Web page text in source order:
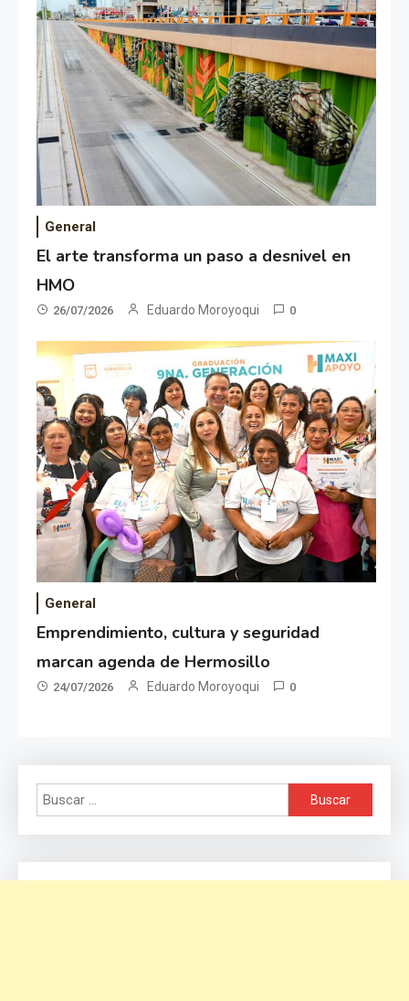
General
El arte transforma un paso a desnivel en
HMO
26/07/2026 Eduardo Moroyoqui 0
General
Emprendimiento, cultura y seguridad
marcan agenda de Hermosillo
24/07/2026 Eduardo Moroyoqui 0
Buscar: